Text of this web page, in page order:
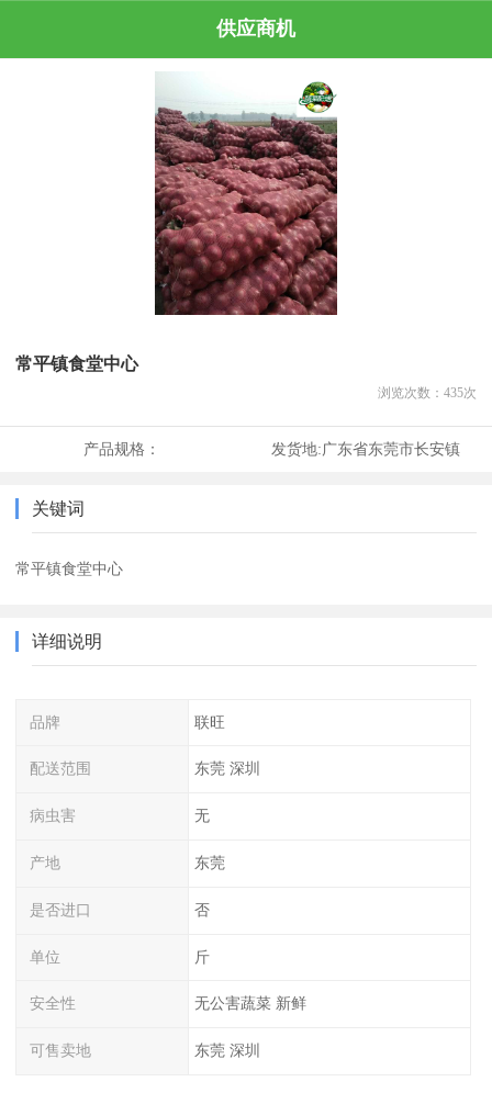
供应商机
常平镇食堂中心
浏览次数： 435次
产品规格： 发货地:广东省东莞市长安镇
关键词
常平镇食堂中心
详细说明
品牌 联旺
配送范围 东莞 深圳
病虫害 无
产地 东莞
是否进口 否
单位 斤
安全性 无公害蔬菜 新鲜
可售卖地 东莞 深圳